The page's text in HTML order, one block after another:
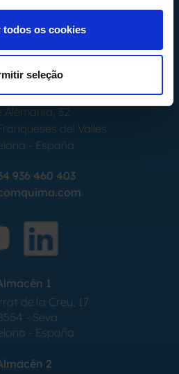
todos os cookies
seleção
Alemania, 32
del Valles
- España
936 460 403
1
de la Creu, 17
- Seva
- España
2